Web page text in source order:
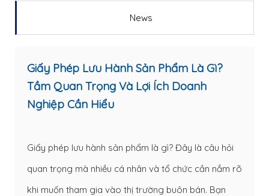
News
Giấy Phép Lưu Hành Sản Phẩm Là Gì?
Tầm Quan Trọng Và Lợi Ích Doanh
Nghiệp Cần Hiểu
Giấy phép lưu hành sản phẩm là gì? Đây là câu hỏi
quan trọng mà nhiều cá nhân và tổ chức cần nắm rõ
khi muốn tham gia vào thị trường buôn bán. Bạn